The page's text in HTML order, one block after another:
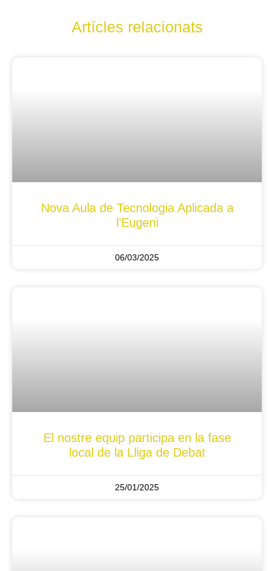
Artícles relacionats
Nova Aula de Tecnologia Aplicada a
l’Eugeni
06/03/2025
El nostre equip participa en la fase
local de la Lliga de Debat
25/01/2025